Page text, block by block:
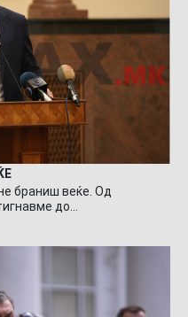
браниш веќе. Од
до…